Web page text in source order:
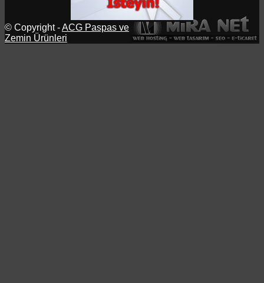
© Copyright -ACG Paspas ve
Zemin Ürünleri